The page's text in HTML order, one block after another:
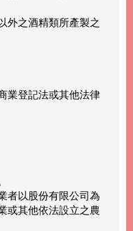
外之酒精類所產製之
業登記法或其他法律
者以股份有限公司為
或其他依法設立之農